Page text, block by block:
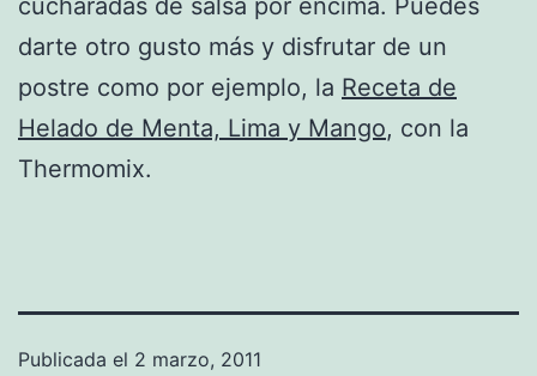
darte otro gusto más y disfrutar de un
postre como por ejemplo, la Receta de
Helado de Menta, Lima y Mango, con la
Thermomix.
Publicada el 2 marzo, 2011